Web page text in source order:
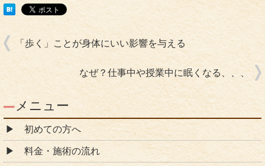
「歩く」ことが身体にいい影響を与える
なぜ？仕事中や授業中に眠くなる、、、
メニュー
初めての方へ
料金・施術の流れ